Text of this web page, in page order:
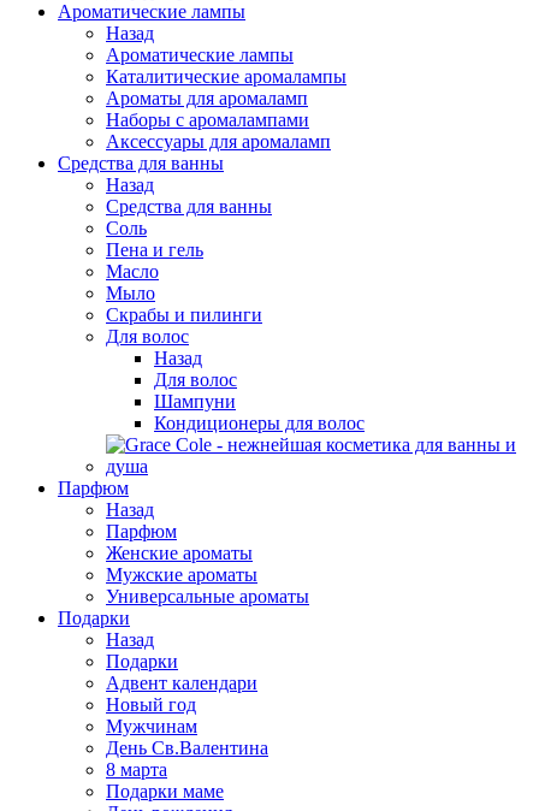
Ароматические лампы
Назад
Ароматические лампы
Каталитические аромалампы
Ароматы для аромаламп
Наборы с аромалампами
Аксессуары для аромаламп
Средства для ванны
Назад
Средства для ванны
Соль
Пена и гель
Масло
Мыло
Скрабы и пилинги
Для волос
Назад
Для волос
Шампуни
Кондиционеры для волос
Парфюм
Назад
Парфюм
Женские ароматы
Мужские ароматы
Универсальные ароматы
Подарки
Назад
Подарки
Адвент календари
Новый год
Мужчинам
День Св.Валентина
8 марта
Подарки маме